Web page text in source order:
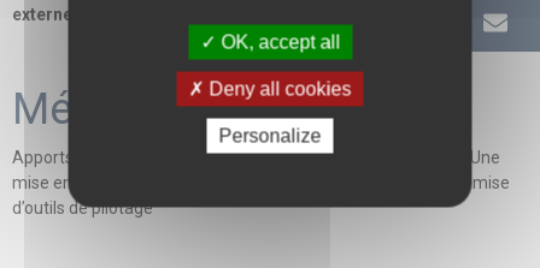
externes/benchmark
Méthodes mobilisées
Apports théoriques - Nombreux exercices et études de cas - Une
mise en situation dans le cadre du dialogue de gestion - La remise
d’outils de pilotage
OK, accept all
Deny all cookies
Personalize